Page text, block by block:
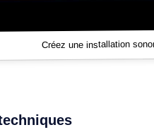
Créez une installation